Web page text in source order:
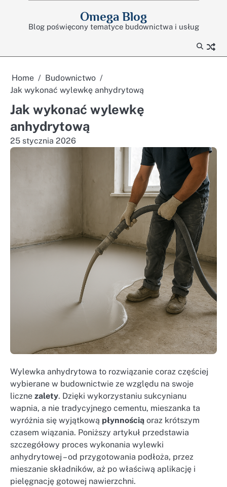
Omega Blog
Blog poświęcony tematyce budownictwa i usług
Home
Budownictwo
Jak wykonać wylewkę anhydrytową
Jak wykonać wylewkę
anhydrytową
25 stycznia 2026
Wylewka anhydrytowa to rozwiązanie coraz częściej
wybierane w budownictwie ze względu na swoje
liczne zalety. Dzięki wykorzystaniu sukcynianu
wapnia, a nie tradycyjnego cementu, mieszanka ta
wyróżnia się wyjątkową płynnością oraz krótszym
czasem wiązania. Poniższy artykuł przedstawia
szczegółowy proces wykonania wylewki
anhydrytowej – od przygotowania podłoża, przez
mieszanie składników, aż po właściwą aplikację i
pielęgnację gotowej nawierzchni.